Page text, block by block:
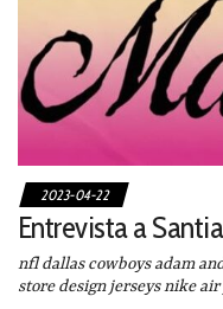
2023-04-22
Entrevista a
nfl dallas cowboys adam
store design jerseys nike